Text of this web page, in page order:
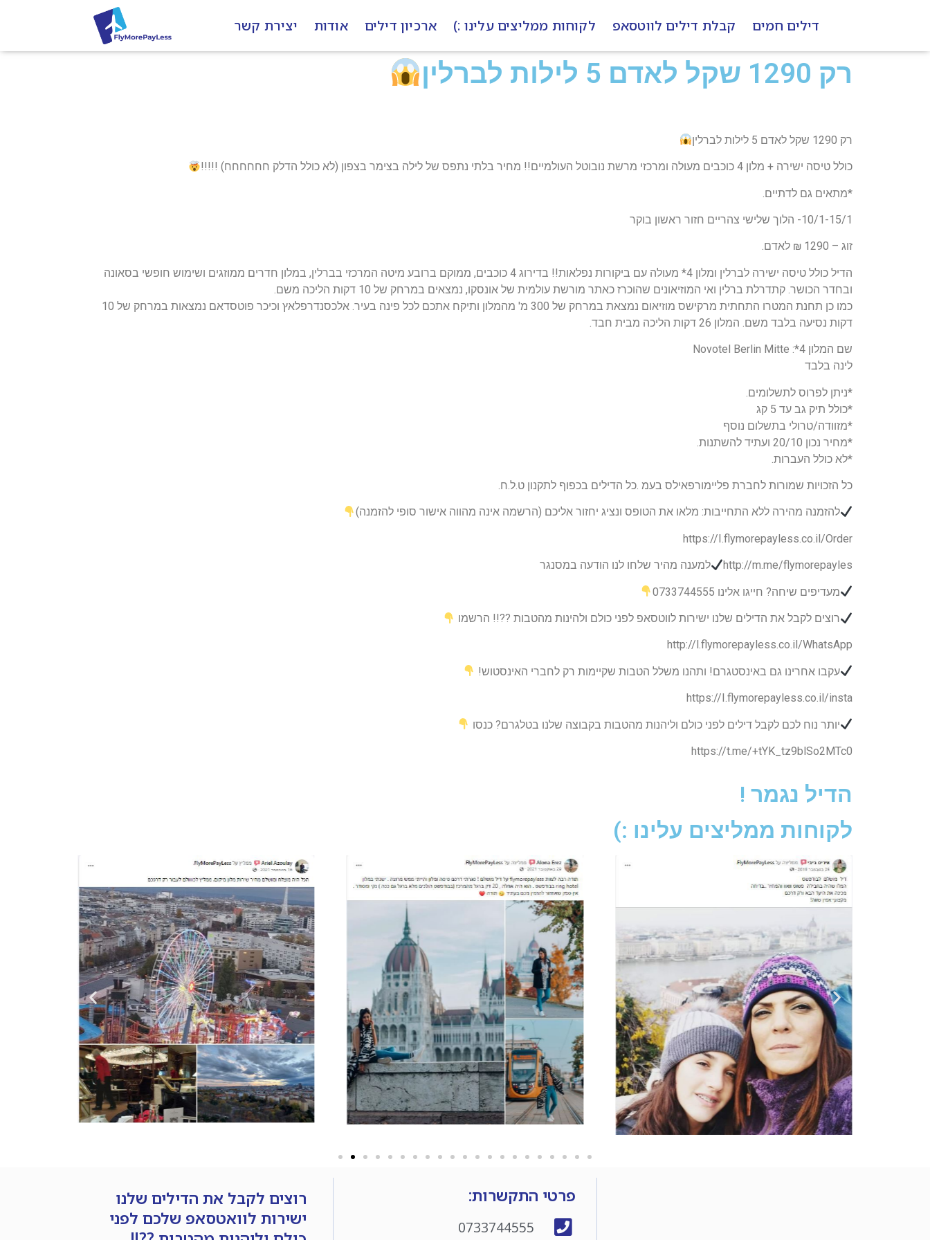
דילים חמים קבלת דילים לווטסאפ לקוחות ממליצים עלינו :) ארכיון דילים אודות יצירת קשר
רק 1290 שקל לאדם 5 לילות לברלין
רק 1290 שקל לאדם 5 לילות לברלין
כולל טיסה ישירה + מלון 4 כוכבים מעולה ומרכזי מרשת נובוטל העולמיים!! מחיר בלתי נתפס של לילה בצימר בצפון (לא כולל הדלק חחחחחח) !!!!!
*מתאים גם לדתיים.
10/1-15/1- הלוך שלישי צהריים חזור ראשון בוקר
זוג – 1290 ₪ לאדם.
הדיל כולל טיסה ישירה לברלין ומלון 4* מעולה עם ביקורות נפלאות!! בדירוג 4 כוכבים, ממוקם ברובע מיטה המרכזי בברלין, במלון חדרים ממוזגים ושימוש חופשי בסאונה
ובחדר הכושר. קתדרלת ברלין ואי המוזיאונים שהוכרז כאתר מורשת עולמית של אונסקו, נמצאים במרחק של 10 דקות הליכה משם.
כמו כן תחנת המטרו התחתית מרקישס מוזיאום נמצאת במרחק של 300 מ' מהמלון ותיקח אתכם לכל פינה בעיר. אלכסנדרפלאץ וכיכר פוטסדאם נמצאות במרחק של 10
דקות נסיעה בלבד משם. המלון 26 דקות הליכה מבית חבד.
שם המלון 4*: Novotel Berlin Mitte
לינה בלבד
*ניתן לפרוס לתשלומים.
*כולל תיק גב עד 5 קג
*מזוודה/טרולי בתשלום נוסף
*מחיר נכון 20/10 ועתיד להשתנות.
*לא כולל העברות.
כל הזכויות שמורות לחברת פליימורפאילס בעמ .כל הדילים בכפוף לתקנון ט.ל.ח.
להזמנה מהירה ללא התחייבות: מלאו את הטופס ונציג יחזור אליכם (הרשמה אינה מהווה אישור סופי להזמנה)
https://I.flymorepayless.co.il/Order
http://m.me/flymorepayles למענה מהיר שלחו לנו הודעה במסנגר
מעדיפים שיחה? חייגו אלינו 0733744555
רוצים לקבל את הדילים שלנו ישירות לווטסאפ לפני כולם ולהינות מהטבות ??!! הרשמו
http://l.flymorepayless.co.il/WhatsApp
עקבו אחרינו גם באינסטגרם! ותהנו משלל הטבות שקיימות רק לחברי האינסטוש!
https://I.flymorepayless.co.il/insta
יותר נוח לכם לקבל דילים לפני כולם וליהנות מהטבות בקבוצה שלנו בטלגרם? כנסו
https://t.me/+tYK_tz9blSo2MTc0
הדיל נגמר !
לקוחות ממליצים עלינו :)
פרטי התקשרות:
0733744555
רוצים לקבל את הדילים שלנו
ישירות לוואטסאפ שלכם לפני